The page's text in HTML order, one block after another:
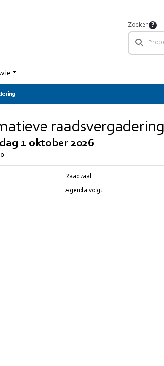
Zoeken
raadsvergadering
1 oktober 2026
Raadzaal
Agenda volgt.